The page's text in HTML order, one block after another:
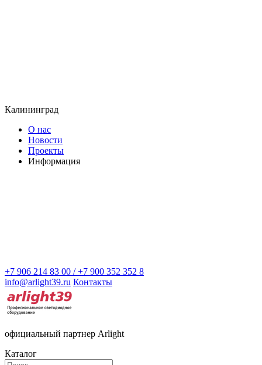
Калининград
О нас
Новости
Проекты
Информация
+7 906 214 83 00 / +7 900 352 352 8
info@arlight39.ru Контакты
официальный партнер Arlight
Каталог